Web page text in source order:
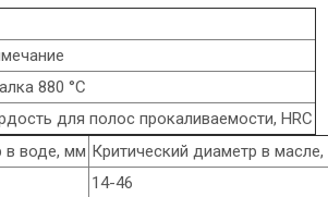
880 °С
для полос прокаливаемости, HRC
в воде, мм Критический диаметр в
14-46